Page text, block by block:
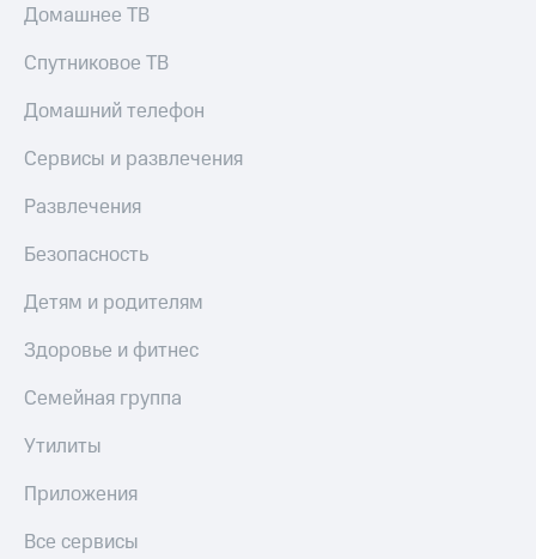
Домашнее ТВ
Спутниковое ТВ
Домашний телефон
Сервисы и развлечения
Развлечения
Безопасность
Детям и родителям
Здоровье и фитнес
Семейная группа
Утилиты
Приложения
Все сервисы